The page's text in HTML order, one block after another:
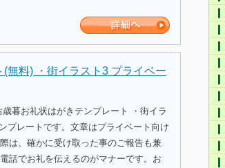
無料) ・街イラスト3 プライベー
暮お礼状はがきテンプレート ・街イラ
プレートです。文章はプライベート向け
は、確かに受け取った事のご報告も兼
話でお礼を伝えるのがマナーです。お